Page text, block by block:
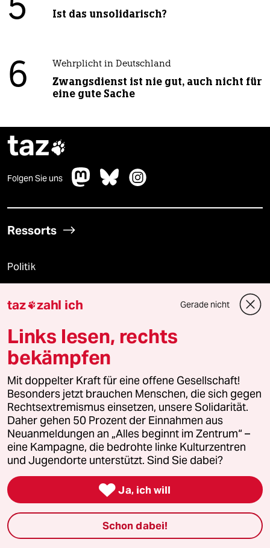
5 Ist das unsolidarisch?
6 Wehrplicht in Deutschland
Zwangsdienst ist nie gut, auch nicht für
eine gute Sache
taz
Folgen Sie uns
Ressorts
Politik
Gesellschaft
Kultur
Sport
Berlin
Nord
Wahrheit
Themen
taz zahl ich Gerade nicht
Links lesen, rechts
bekämpfen
Mit doppelter Kraft für eine offene Gesellschaft!
Besonders jetzt brauchen Menschen, die sich gegen
Rechtsextremismus einsetzen, unsere Solidarität.
Daher gehen 50 Prozent der Einnahmen aus
Neuanmeldungen an „Alles beginnt im Zentrum“ –
eine Kampagne, die bedrohte linke Kulturzentren
und Jugendorte unterstützt. Sind Sie dabei?
 Ja, ich will
Schon dabei!